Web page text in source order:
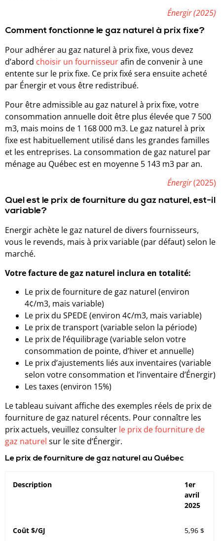
Énergir (2025)
Comment fonctionne le gaz naturel à prix fixe?
Pour adhérer au gaz naturel à prix fixe, vous devez
d’abord choisir un fournisseurafin de convenir à une
entente sur le prix fixe. Ce prix fixé sera ensuite acheté
par Énergir et vous être redistribué.
Pour être admissible au gaz naturel à prix fixe, votre
consommation annuelle doit être plus élevée que 7 500
m3, mais moins de 1 168 000 m3. Le gaz naturel à prix
fixe est habituellement utilisé dans les grandes familles
et les entreprises. La consommation de gaz naturel par
ménage au Québec est en moyenne 5 143 m3 par an.
Énergir(2025)
Quel est le prix de fourniture du gaz naturel, est-il
variable?
Energir achète le gaz naturel de divers fournisseurs,
vous le revends, mais à prix variable (par défaut) selon le
marché.
Votre facture de gaz naturel inclura en totalité:
Le prix de fourniture de gaz naturel (environ
4¢/m3, mais variable)
Le prix du SPEDE (environ 4¢/m3, mais variable)
Le prix de transport (variable selon la période)
Le prix de l’équilibrage (variable selon votre
consommation de pointe, d’hiver et annuelle)
Le prix d’ajustements liés aux inventaires (variable
selon votre consommation et l’inventaire d’Énergir)
Les taxes (environ 15%)
Le tableau suivant affiche des exemples réels de prix de
fourniture de gaz naturel récents. Pour connaître les
prix actuels, veuillez consulter le prix de fourniture de
gaz naturel sur le site d’Énergir.
Le prix de fourniture de gaz naturel au Québec
Description
1er
avril
2025
Coût $/GJ 5,96 $